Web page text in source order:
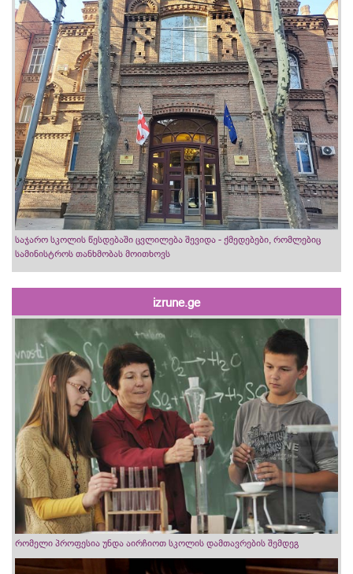
საჯარო სკოლის წესდებაში ცვლილება შევიდა - ქმედებები, რომლებიც
სამინისტროს თანხმობას მოითხოვს
izrune.ge
რომელი პროფესია უნდა აირჩიოთ სკოლის დამთავრების შემდეგ